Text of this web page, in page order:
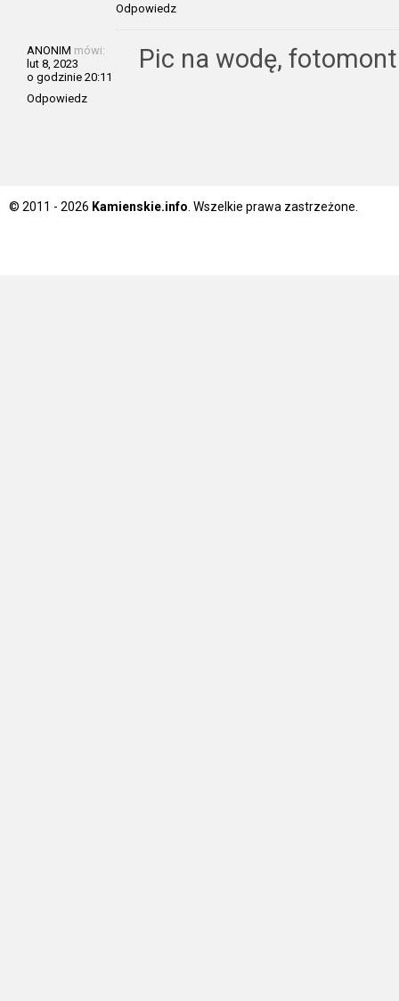
Odpowiedz
ANONIM mówi:
lut 8, 2023
o godzinie 20:11
Odpowiedz
Pic na wodę,
© 2011 - 2026 Kamienskie.info . Wszelkie prawa zastrzeżone.